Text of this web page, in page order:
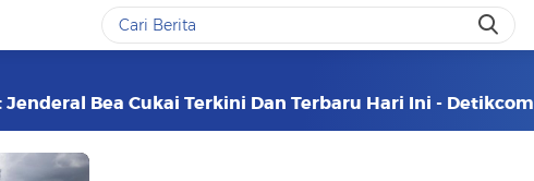
Bea Cukai Terkini Dan Terbaru Hari Ini - Detikcom